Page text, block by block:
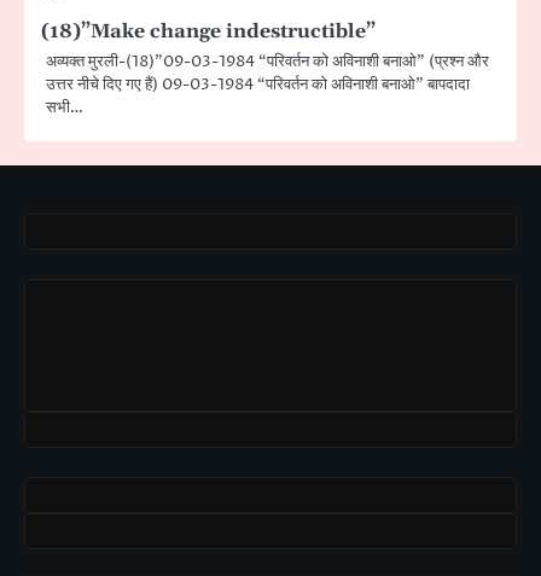
(18)”Make change indestructible”
अव्यक्त मुरली-(18)”09-03-1984 “परिवर्तन को अविनाशी बनाओ” (प्रश्न और
उत्तर नीचे दिए गए हैं) 09-03-1984 “परिवर्तन को अविनाशी बनाओ” बापदादा
सभी…